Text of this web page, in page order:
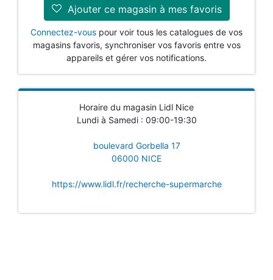
Ajouter ce magasin à mes favoris
Connectez-vous pour voir tous les catalogues de vos
magasins favoris, synchroniser vos favoris entre vos
appareils et gérer vos notifications.
Horaire du magasin Lidl Nice
Lundi à Samedi : 09:00-19:30
boulevard Gorbella 17
06000 NICE
https://www.lidl.fr/recherche-supermarche